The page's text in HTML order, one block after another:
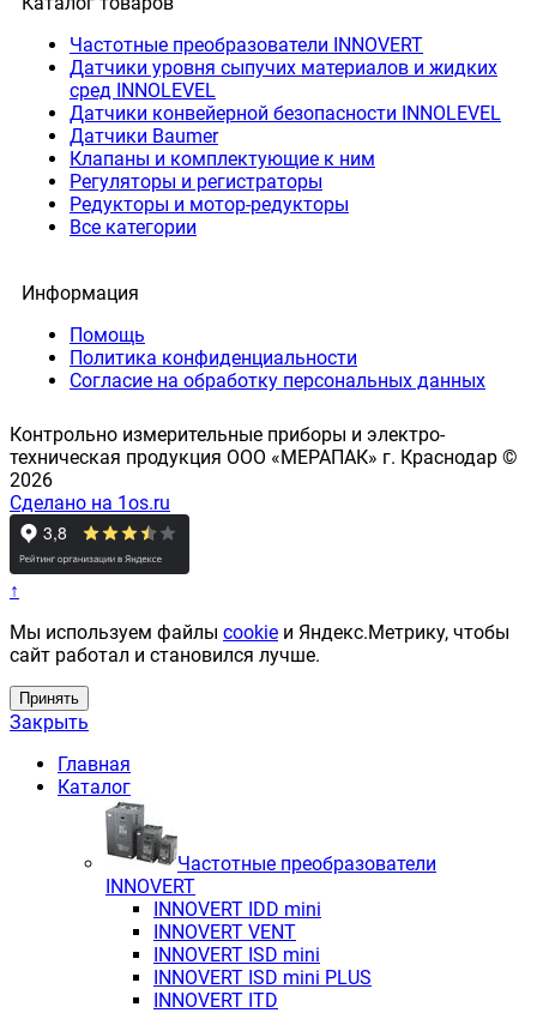
Частотные преобразователи INNOVERT
Датчики уровня сыпучих материалов и жидких
сред INNOLEVEL
Датчики конвейерной безопасности INNOLEVEL
Датчики Baumer
Клапаны и комплектующие к ним
Регуляторы и регистраторы
Редукторы и мотор-редукторы
Все категории
Информация
Помощь
Политика конфиденциальности
Согласие на обработку персональных данных
Контрольно измерительные приборы и электро-
техническая продукция ООО «МЕРАПАК» г. Краснодар ©
2026
Сделано на 1os.ru
↑
Мы используем файлы cookie и Яндекс.Метрику, чтобы
сайт работал и становился лучше.
Принять
Закрыть
Главная
Каталог
Частотные преобразователи
INNOVERT
INNOVERT IDD mini
INNOVERT VENT
INNOVERT ISD mini
INNOVERT ISD mini PLUS
INNOVERT ITD